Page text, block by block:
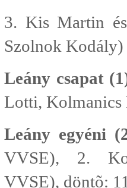
3. Kis Martin
Szolnok Kodály)
Leány csapat
Lotti, Kolmanics
Leány egyéni
VVSE), 2.
VVSE), döntõ: